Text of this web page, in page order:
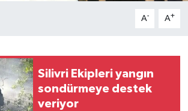
A- A+
Silivri Ekipleri yangın
sondürmeye destek
veriyor